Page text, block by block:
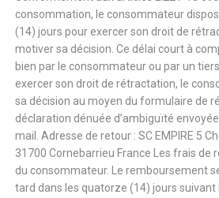
consommation, le consommateur
(14) jours pour exercer son droit de
motiver sa décision. Ce délai court à
bien par le consommateur ou par un
exercer son droit de rétractation, le
sa décision au moyen du formulaire de
déclaration dénuée d’ambiguïté
mail. Adresse de retour : SC EMPIRE 5
31700 Cornebarrieu France Les frais de
du consommateur. Le remboursement
tard dans les quatorze (14) jours suivant